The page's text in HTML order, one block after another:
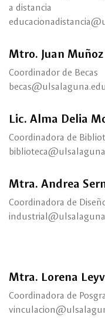
a distancia
Mtro. Juan
Coordinador de Becas
Lic. Alma Delia
Coordinadora de
Mtra. Andrea
Coordinadora de
Mtra. Lorena
Coordinadora de